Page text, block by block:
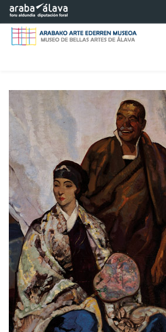
Saltar al contenido principal